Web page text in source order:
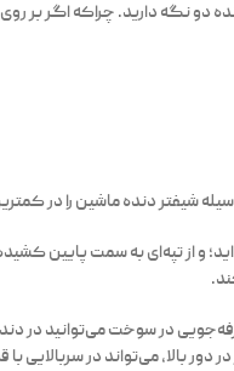
نگه دارید. چراکه اگر بر
شیفتر دنده ماشین را در
و از تپه‌ای به سمت پایین
در سوخت می‌توانید در
بالا، می‌تواند در